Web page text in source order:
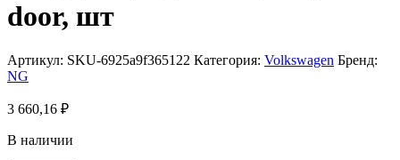
door, шт
Артикул: SKU-6925a9f365122 Категория: Volkswagen Бренд:
NG
3 660,16 ₽
В наличии